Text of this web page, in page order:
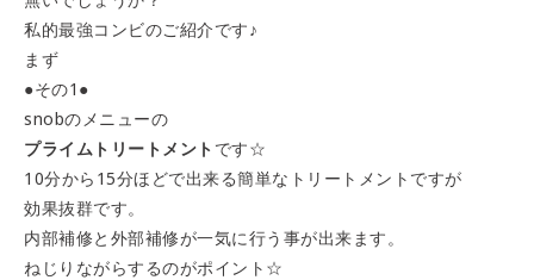
私的最強コンビのご紹介です♪
まず
●その1●
snobのメニューの
プライムトリートメント です☆
10分から15分ほどで出来る簡単なトリートメントですが
効果抜群です。
内部補修と外部補修が一気に行う事が出来ます。
ねじりながらするのがポイント☆